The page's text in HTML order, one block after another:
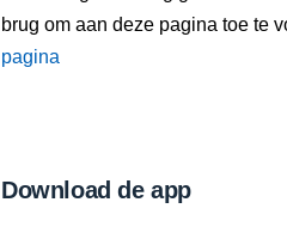
brug om aan deze pagina toe te
pagina
Download de app